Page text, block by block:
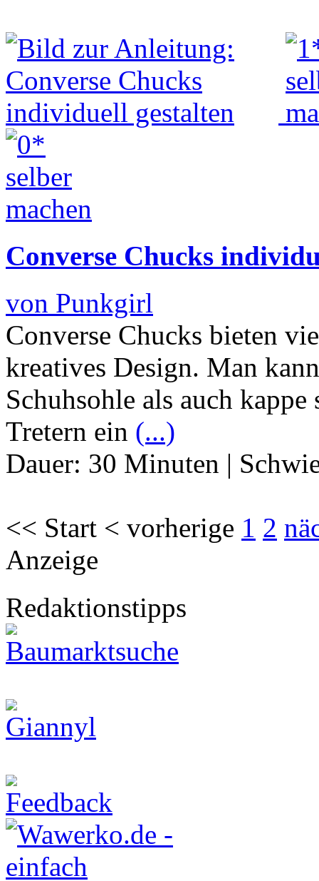
Converse Chucks
von Punkgirl
Converse Chucks bieten
kreatives Design. Man
Schuhsohle als auch
Tretern ein (...)
Dauer: 30 Minuten |
<< Start < vorherige 1 2
Anzeige
Redaktionstipps